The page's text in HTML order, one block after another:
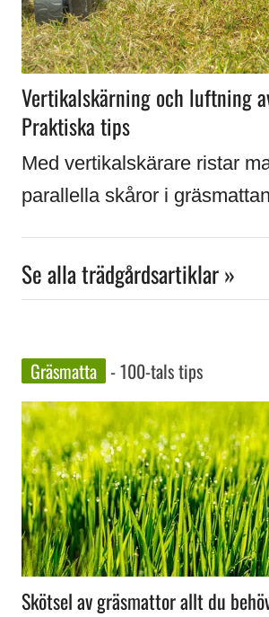
Vertikalskärning och luftning
Praktiska tips
Med vertikalskärare ristar
parallella skåror i
Se alla trädgårdsartiklar »
Gräsmatta - 100-tals tips
Skötsel av gräsmattor allt du